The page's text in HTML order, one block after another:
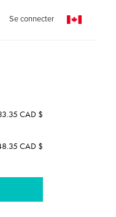
Se connecter
CAD $
CAD $